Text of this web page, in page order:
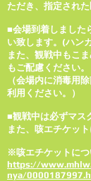
ただき、指定された
■会場到着しました
い致します。(ハン
また、観戦中もこ
もご配慮ください。
（会場内に消毒用
利用ください。）
■観戦中は必ずマス
また、咳エチケッ
※咳エチケットにつ
https://
nya/